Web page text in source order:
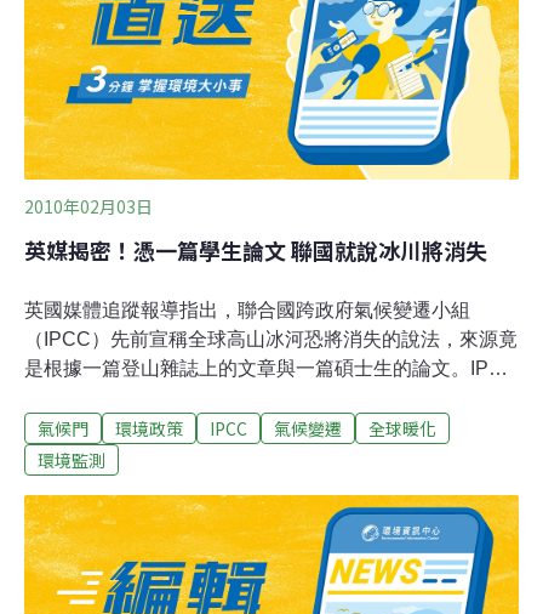
英國東安格利亞大學教授，同時也是聯合國政府間氣候變
遷問題小組過去報告的共同主筆休姆（Mike Hulme）建
議，解散這個小組，改以3個分開的部門接手工作。第一
個部門專門研究自然科學並發表簡短、適時和政策相關報
告。第二個部門評估區域影響，第
2010年02月03日
英媒揭密！憑一篇學生論文 聯國就說冰川將消失
英國媒體追蹤報導指出，聯合國跨政府氣候變遷小組
（IPCC）先前宣稱全球高山冰河恐將消失的說法，來源竟
是根據一篇登山雜誌上的文章與一篇碩士生的論文。IPCC
現在恐怕又要再次面臨外界質疑其報告品質有問題的尷尬
場面。IPCC負責就氣候變遷現象的科學證據提供權威評
數10億人口的政策決定。在2007年公佈的最近一篇報告
中，IPCC宣稱南美安地斯山、歐洲阿爾卑斯山與非洲等地
的高山冰河面積，在1900年至2000年間明顯萎縮，並引述
兩篇研究做為論點依據。但英國每日電訊報記者繼續追查
氣候門 環境政策 IPCC 氣候變遷
全球暖化
環境監測